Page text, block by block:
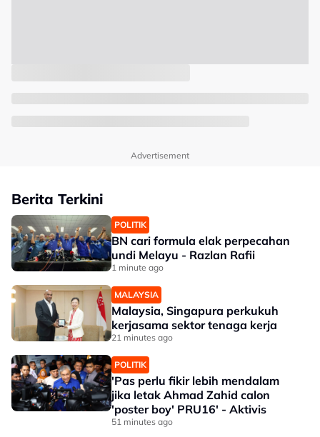
Advertisement
Berita Terkini
POLITIK
BN cari formula elak perpecahan
undi Melayu - Razlan Rafii
1 minute ago
MALAYSIA
Malaysia, Singapura perkukuh
kerjasama sektor tenaga kerja
21 minutes ago
POLITIK
'Pas perlu fikir lebih mendalam
jika letak Ahmad Zahid calon
'poster boy' PRU16' - Aktivis
51 minutes ago